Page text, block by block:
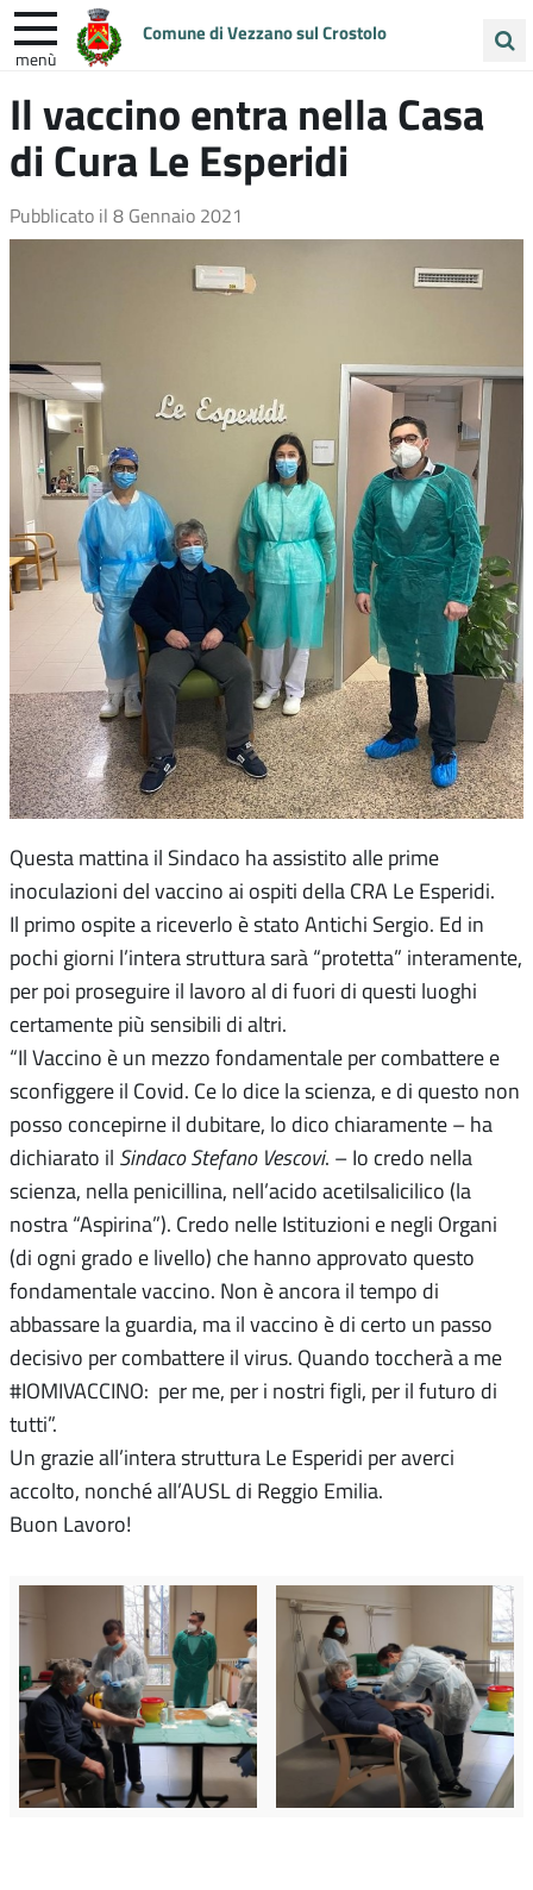
Comune di Vezzano sul Crostolo
menù
sito
ENTRA IN COMUNE VIVI VEZZANO
UNIONE COLLINE MATILDICHE
Il vaccino entra nella Casa
di Cura Le Esperidi
Pubblicato il 8 Gennaio 2021
Questa mattina il Sindaco ha assistito alle prime
inoculazioni del vaccino ai ospiti della CRA Le Esperidi.
Il primo ospite a riceverlo è stato Antichi Sergio. Ed in
pochi giorni l’intera struttura sarà “protetta” interamente,
per poi proseguire il lavoro al di fuori di questi luoghi
certamente più sensibili di altri.
“Il Vaccino è un mezzo fondamentale per combattere e
sconfiggere il Covid. Ce lo dice la scienza, e di questo non
posso concepirne il dubitare, lo dico chiaramente – ha
dichiarato il Sindaco Stefano Vescovi. – Io credo nella
scienza, nella penicillina, nell’acido acetilsalicilico (la
nostra “Aspirina”). Credo nelle Istituzioni e negli Organi
(di ogni grado e livello) che hanno approvato questo
fondamentale vaccino. Non è ancora il tempo di
abbassare la guardia, ma il vaccino è di certo un passo
decisivo per combattere il virus. Quando toccherà a me
#IOMIVACCINO: per me, per i nostri figli, per il futuro di
tutti”.
Un grazie all’intera struttura Le Esperidi per averci
accolto, nonché all’AUSL di Reggio Emilia.
Buon Lavoro!